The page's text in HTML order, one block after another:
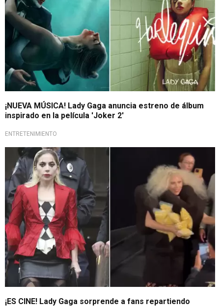
¡NUEVA MÚSICA! Lady Gaga anuncia estreno de álbum
inspirado en la película 'Joker 2'
ENTRETENIMIENTO
Arrasando con todo
¡ES CINE! Lady Gaga sorprende a fans repartiendo